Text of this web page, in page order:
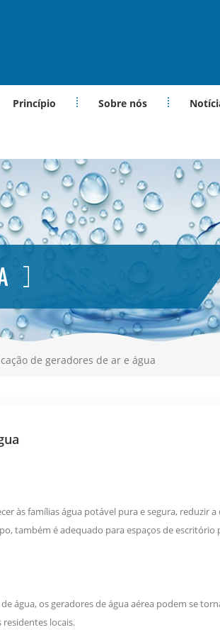
Princípio Sobre nós
de geradores de ar e água
às famílias água potável pura e segura, reduzir
também é adequado para espaços de escritório
água, os geradores de água aérea podem se
locais.